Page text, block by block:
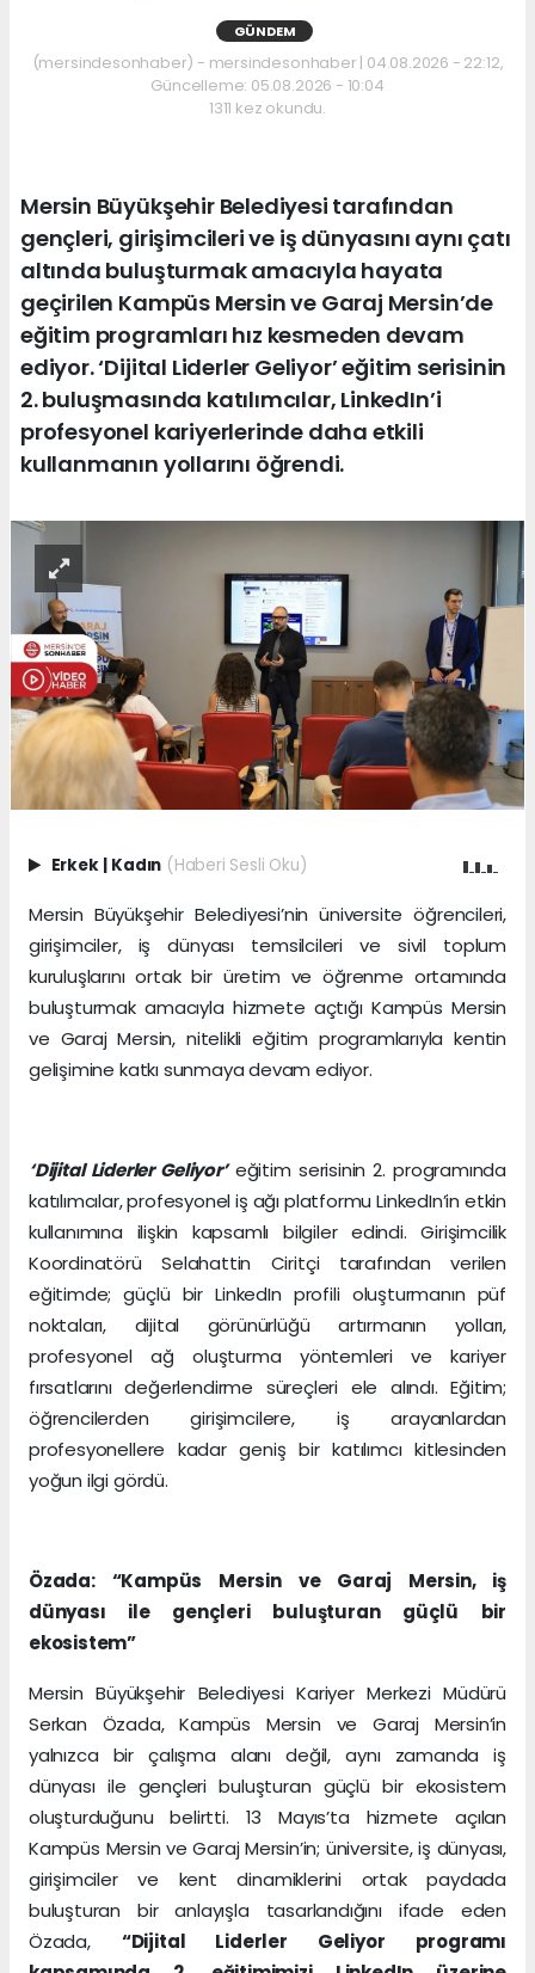
GÜNDEM
(mersindesonhaber) - mersindesonhaber | 04.08.2026 - 22:12,
Güncelleme: 05.08.2026 - 10:04
1311 kez okundu.
Mersin Büyükşehir Belediyesi tarafından
gençleri, girişimcileri ve iş dünyasını aynı çatı
altında buluşturmak amacıyla hayata
geçirilen Kampüs Mersin ve Garaj Mersin’de
eğitim programları hız kesmeden devam
ediyor. ‘Dijital Liderler Geliyor’ eğitim serisinin
2. buluşmasında katılımcılar, LinkedIn’i
profesyonel kariyerlerinde daha etkili
kullanmanın yollarını öğrendi.
Erkek Kadın (Haberi Sesli Oku)
Mersin Büyükşehir Belediyesi’nin üniversite öğrencileri,
girişimciler, iş dünyası temsilcileri ve sivil toplum
kuruluşlarını ortak bir üretim ve öğrenme ortamında
buluşturmak amacıyla hizmete açtığı Kampüs Mersin
ve Garaj Mersin, nitelikli eğitim programlarıyla kentin
gelişimine katkı sunmaya devam ediyor.
‘Dijital Liderler Geliyor’eğitim serisinin 2. programında
katılımcılar, profesyonel iş ağı platformu LinkedIn’in etkin
kullanımına ilişkin kapsamlı bilgiler edindi. Girişimcilik
Koordinatörü Selahattin Ciritçi tarafından verilen
eğitimde; güçlü bir LinkedIn profili oluşturmanın püf
noktaları, dijital görünürlüğü artırmanın yolları,
profesyonel ağ oluşturma yöntemleri ve kariyer
fırsatlarını değerlendirme süreçleri ele alındı. Eğitim;
öğrencilerden girişimcilere, iş arayanlardan
profesyonellere kadar geniş bir katılımcı kitlesinden
yoğun ilgi gördü.
Özada: “Kampüs Mersin ve Garaj Mersin, iş
dünyası ile gençleri buluşturan güçlü bir
ekosistem”
Mersin Büyükşehir Belediyesi Kariyer Merkezi Müdürü
Serkan Özada, Kampüs Mersin ve Garaj Mersin’in
yalnızca bir çalışma alanı değil, aynı zamanda iş
dünyası ile gençleri buluşturan güçlü bir ekosistem
oluşturduğunu belirtti. 13 Mayıs’ta hizmete açılan
Kampüs Mersin ve Garaj Mersin’in; üniversite, iş dünyası,
girişimciler ve kent dinamiklerini ortak paydada
buluşturan bir anlayışla tasarlandığını ifade eden
Özada, “Dijital Liderler Geliyor programı